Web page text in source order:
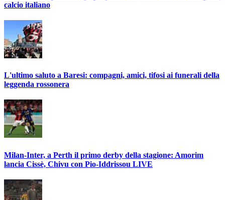
calcio italiano
L'ultimo saluto a Baresi: compagni, amici, tifosi ai funerali della
leggenda rossonera
Milan-Inter, a Perth il primo derby della stagione: Amorim
lancia Cissè, Chivu con Pio-Iddrissou LIVE